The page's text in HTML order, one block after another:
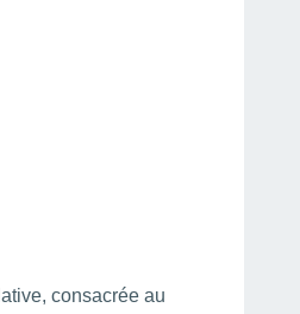
consacrée au